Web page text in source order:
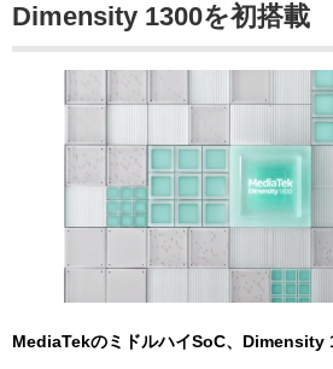
Dimensity 1300を初搭載
MediaTekのミドルハイSoC、Dimensity